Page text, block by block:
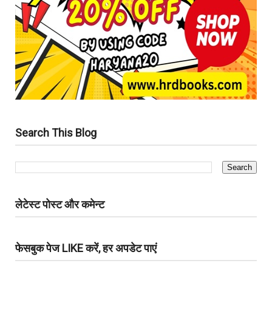
Search This Blog
लेटेस्ट पोस्ट और कमेन्ट
फेसबुक पेज LIKE करें, हर अपडेट पाएं